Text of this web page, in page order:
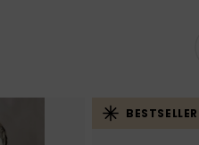
BESTSELLER